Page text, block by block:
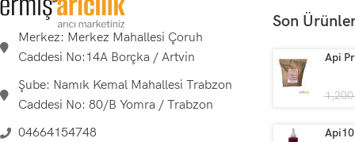
Merkez: Merkez Mahallesi Çoruh
Caddesi No:14A Borçka / Artvin
Şube: Namık Kemal Mahallesi Trabzon
Caddesi No: 80/B Yomra / Trabzon
04664154748
Son
Api
Api10